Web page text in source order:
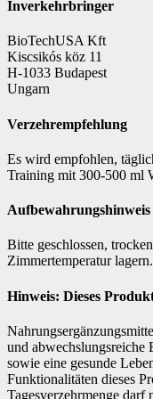
Inverkehrbringer
BioTechUSA Kft
Kiscsikós köz 11
H-1033 Budapest
Ungarn
Verzehrempfehlung
Es wird empfohlen,
Training mit 300-500 ml
Aufbewahrungshinweis
Bitte geschlossen,
Zimmertemperatur lagern.
Hinweis: Dieses
und abwechslungsreiche
sowie eine gesunde
Funktionalitäten dieses
Tagesverzehrmenge